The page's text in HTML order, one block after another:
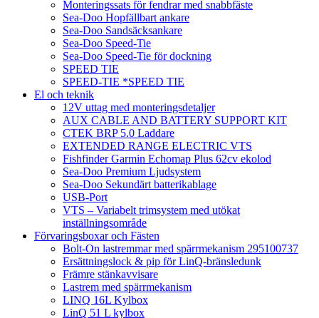
Monteringssats för fendrar med snabbfäste
Sea-Doo Hopfällbart ankare
Sea-Doo Sandsäcksankare
Sea-Doo Speed-Tie
Sea-Doo Speed-Tie för dockning
SPEED TIE
SPEED-TIE *SPEED TIE
El och teknik
12V uttag med monteringsdetaljer
AUX CABLE AND BATTERY SUPPORT KIT
CTEK BRP 5.0 Laddare
EXTENDED RANGE ELECTRIC VTS
Fishfinder Garmin Echomap Plus 62cv ekolod
Sea-Doo Premium Ljudsystem
Sea-Doo Sekundärt batterikablage
USB-Port
VTS – Variabelt trimsystem med utökat
inställningsområde
Förvaringsboxar och Fästen
Bolt-On lastremmar med spärrmekanism 295100737
Ersättningslock & pip för LinQ-bränsledunk
Främre stänkavvisare
Lastrem med spärrmekanism
LINQ 16L Kylbox
LinQ 51 L kylbox